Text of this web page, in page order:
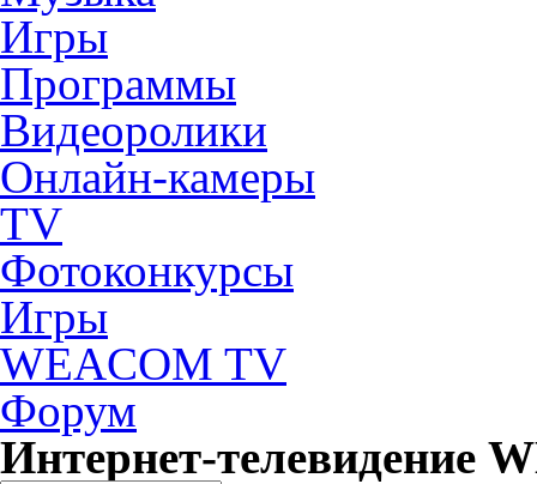
Игры
Программы
Видеоролики
Онлайн-камеры
TV
Фотоконкурсы
Игры
WEACOM TV
Форум
Интернет-телевидение